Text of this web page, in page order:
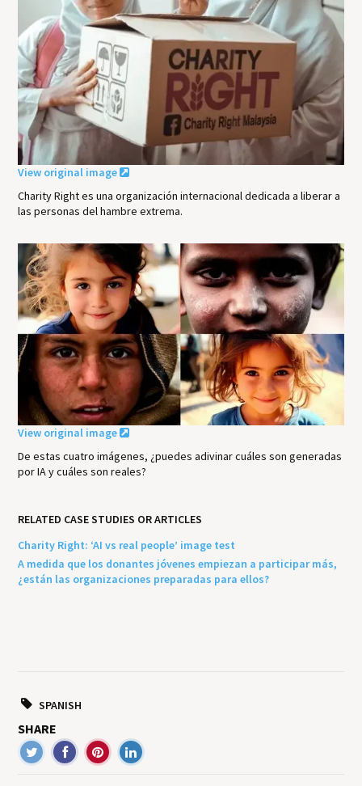
View original image
Charity Right es una organización internacional dedicada a liberar a
las personas del hambre extrema.
View original image
De estas cuatro imágenes, ¿puedes adivinar cuáles son generadas
por IA y cuáles son reales?
RELATED CASE STUDIES OR ARTICLES
Charity Right: ‘AI vs real people’ image test
A medida que los donantes jóvenes empiezan a participar más,
¿están las organizaciones preparadas para ellos?
SPANISH
SHARE